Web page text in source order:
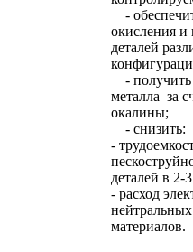
-
окисления и
деталей
-
металла за
окалины;
- снизить:
-
деталей в 2-3
- расход
материалов.